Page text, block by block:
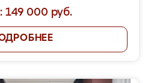
149 000 руб.